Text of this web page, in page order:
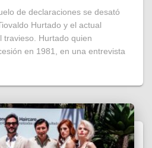
de declaraciones se desató
Hurtado y el actual
travieso. Hurtado quien
en 1981, en una entrevista